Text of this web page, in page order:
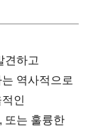
견하고
역사적으로
인
또는 훌륭한